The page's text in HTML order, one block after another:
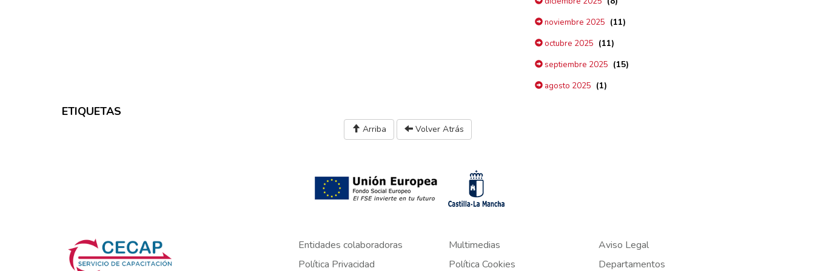
noviembre 2025 (11)
octubre 2025 (11)
septiembre 2025 (15)
agosto 2025 (1)
ETIQUETAS
Arriba Volver Atrás
Entidades colaboradoras Multimedias
Aviso Legal
Política Privacidad
Política Cookies Departamentos